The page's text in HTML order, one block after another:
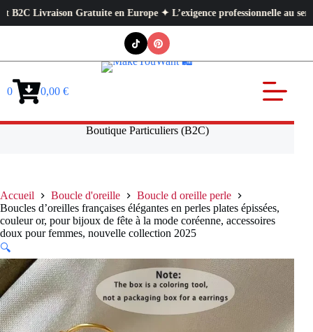
Gratuite en Europe ✦ L’exigence professionnelle au service
Panier 0,00 €
0
Boutique Particuliers (B2C)
Accueil Boucle d'oreille
Boucle d oreille perle
Boucles d’oreilles françaises élégantes en perles plates épissées,
couleur or, pour bijoux de fête à la mode coréenne, accessoires
doux pour femmes, nouvelle collection 2025
🔍